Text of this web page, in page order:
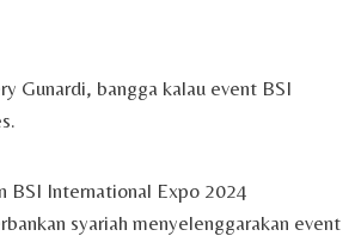
Gunardi, bangga kalau event BSI
BSI International Expo 2024
syariah menyelenggarakan event